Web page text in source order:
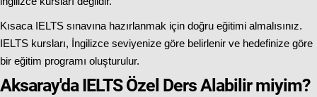
Kısaca IELTS sınavına hazırlanmak için doğru eğitimi almalısınız.
IELTS kursları, İngilizce seviyenize göre belirlenir ve hedefinize göre
bir eğitim programı oluşturulur.
Aksaray'da IELTS Özel Ders Alabilir miyim?